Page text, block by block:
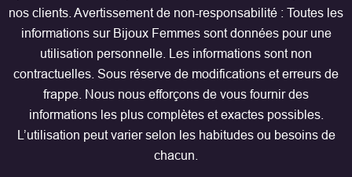
nos clients. Avertissement de non-responsabilité : Toutes les
informations sur Bijoux Femmes sont données pour une
utilisation personnelle. Les informations sont non
contractuelles. Sous réserve de modifications et erreurs de
frappe. Nous nous efforçons de vous fournir des
informations les plus complètes et exactes possibles.
L’utilisation peut varier selon les habitudes ou besoins de
chacun.